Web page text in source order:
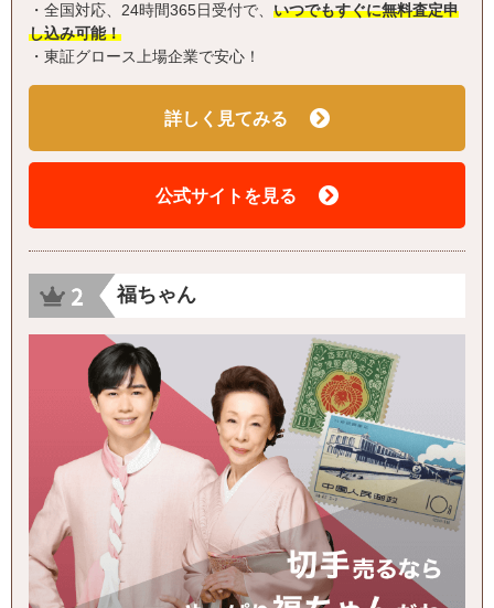
・全国対応、24時間365日受付で、 いつでもすぐに無料査定申
し込み可能！
・東証グロース上場企業で安心！
詳しく見てみる
公式サイトを見る
福ちゃん